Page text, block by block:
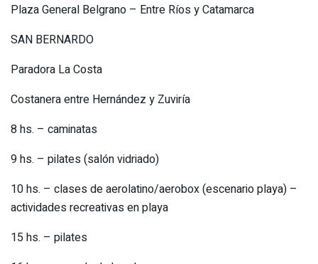
Plaza General Belgrano – Entre Ríos y Catamarca
SAN BERNARDO
Paradora La Costa
Costanera entre Hernández y Zuviría
8 hs. – caminatas
9 hs. – pilates (salón vidriado)
10 hs. – clases de aerolatino/aerobox (escenario playa) –
actividades recreativas en playa
15 hs. – pilates